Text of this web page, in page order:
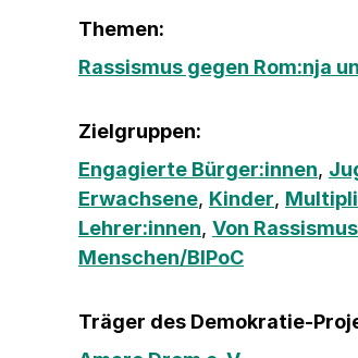
Themen:
Rassismus gegen Rom:nja
Zielgruppen:
Engagierte Bürger:innen,
Erwachsene, Kinder,
Lehrer:innen, Von
Menschen/BIPoC
Träger des Demokratie-